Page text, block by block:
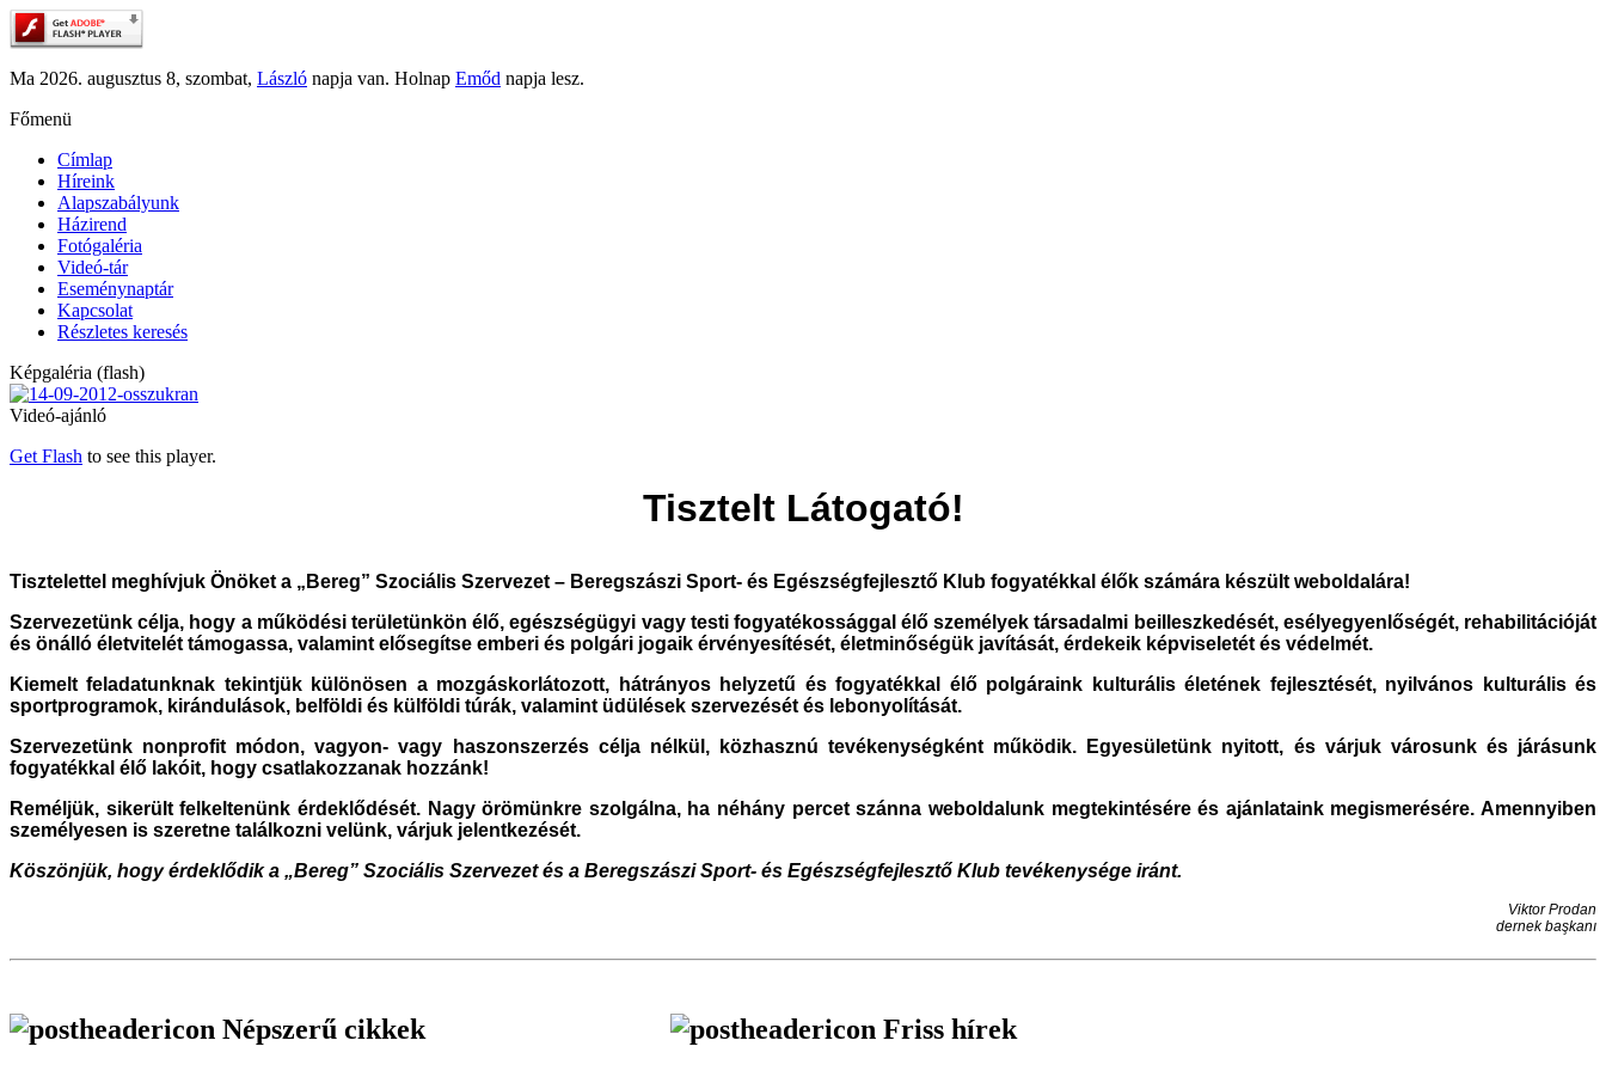
Ma 2026. augusztus 8, szombat, László napja van. Holnap Emőd napja lesz.
Főmenü
Címlap
Híreink
Alapszabályunk
Házirend
Fotógaléria
Videó-tár
Eseménynaptár
Kapcsolat
Részletes keresés
Képgaléria (flash)
Videó-ajánló
Get Flash to see this player.
Tisztelt Látogató!
Tisztelettel meghívjuk Önöket a „Bereg” Szociális Szervezet – Beregszászi Sport- és Egészségfejlesztő Klub fogyatékkal élők számára készült weboldalára!
Szervezetünk célja, hogy a működési területünkön élő, egészségügyi vagy testi fogyatékossággal élő személyek társadalmi beilleszkedését, esélyegyenlőségét, rehabilitációját
és önálló életvitelét támogassa, valamint elősegítse emberi és polgári jogaik érvényesítését, életminőségük javítását, érdekeik képviseletét és védelmét.
Kiemelt feladatunknak tekintjük különösen a mozgáskorlátozott, hátrányos helyzetű és fogyatékkal élő polgáraink kulturális életének fejlesztését, nyilvános kulturális és
sportprogramok, kirándulások, belföldi és külföldi túrák, valamint üdülések szervezését és lebonyolítását.
Szervezetünk nonprofit módon, vagyon- vagy haszonszerzés célja nélkül, közhasznú tevékenységként működik. Egyesületünk nyitott, és várjuk városunk és járásunk
fogyatékkal élő lakóit, hogy csatlakozzanak hozzánk!
Reméljük, sikerült felkeltenünk érdeklődését. Nagy örömünkre szolgálna, ha néhány percet szánna weboldalunk megtekintésére és ajánlataink megismerésére. Amennyiben
személyesen is szeretne találkozni velünk, várjuk jelentkezését.
Köszönjük, hogy érdeklődik a „Bereg” Szociális Szervezet és a Beregszászi Sport- és Egészségfejlesztő Klub tevékenysége iránt.
Viktor Prodan
dernek başkanı
Népszerű cikkek Friss hírek